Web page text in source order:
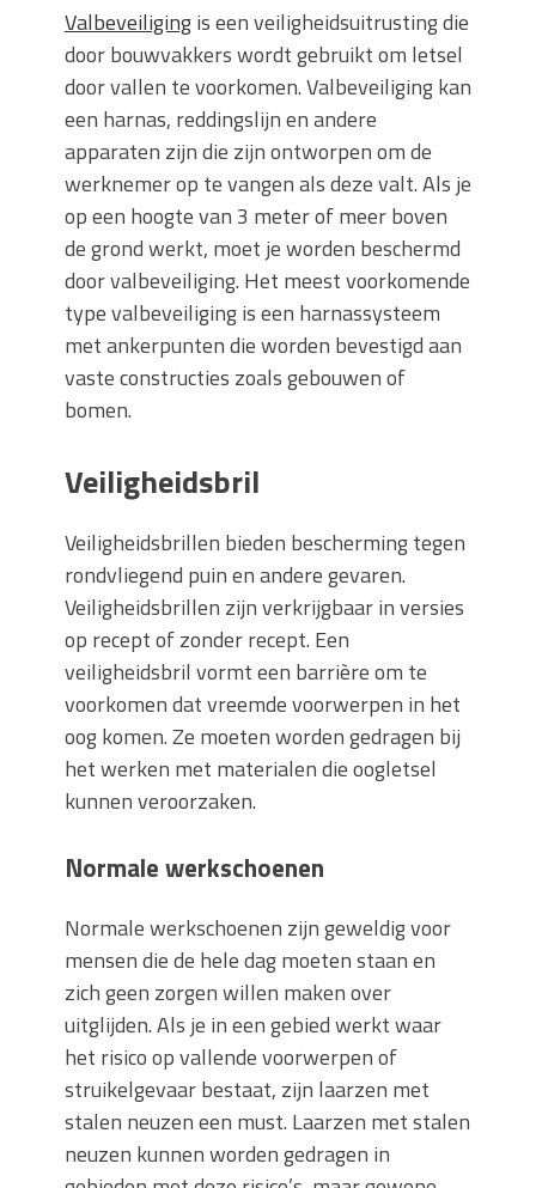
Valbeveiligingis een veiligheidsuitrusting die
door bouwvakkers wordt gebruikt om letsel
door vallen te voorkomen. Valbeveiliging kan
een harnas, reddingslijn en andere
apparaten zijn die zijn ontworpen om de
werknemer op te vangen als deze valt. Als je
op een hoogte van 3 meter of meer boven
de grond werkt, moet je worden beschermd
door valbeveiliging. Het meest voorkomende
type valbeveiliging is een harnassysteem
met ankerpunten die worden bevestigd aan
vaste constructies zoals gebouwen of
bomen.
Veiligheidsbril
Veiligheidsbrillen bieden bescherming tegen
rondvliegend puin en andere gevaren.
Veiligheidsbrillen zijn verkrijgbaar in versies
op recept of zonder recept. Een
veiligheidsbril vormt een barrière om te
voorkomen dat vreemde voorwerpen in het
oog komen. Ze moeten worden gedragen bij
het werken met materialen die oogletsel
kunnen veroorzaken.
Normale werkschoenen
Normale werkschoenen zijn geweldig voor
mensen die de hele dag moeten staan ​​en
zich geen zorgen willen maken over
uitglijden. Als je in een gebied werkt waar
het risico op vallende voorwerpen of
struikelgevaar bestaat, zijn laarzen met
stalen neuzen een must. Laarzen met stalen
neuzen kunnen worden gedragen in